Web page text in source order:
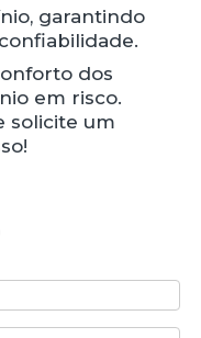
garantindo
dos
em risco.
solicite um